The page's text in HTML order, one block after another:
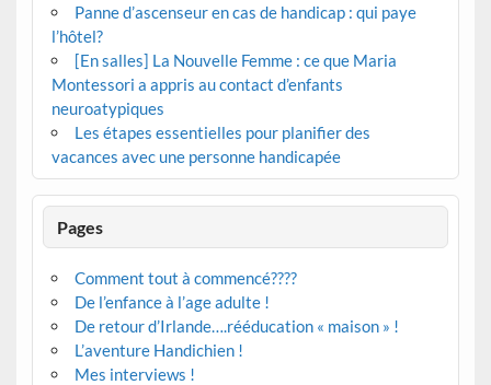
Panne d’ascenseur en cas de handicap : qui paye
l’hôtel?
[En salles] La Nouvelle Femme : ce que Maria
Montessori a appris au contact d’enfants
neuroatypiques
Les étapes essentielles pour planifier des
vacances avec une personne handicapée
Pages
Comment tout à commencé????
De l’enfance à l’age adulte !
De retour d’Irlande….rééducation « maison » !
L’aventure Handichien !
Mes interviews !